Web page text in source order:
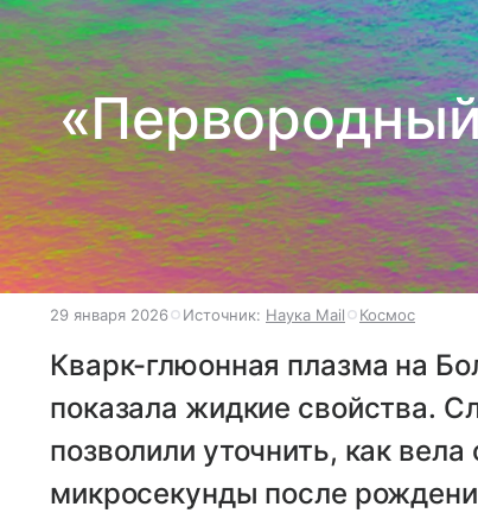
29 января 2026 Источник: Наука Mail Космос
Кварк-глюонная плазма на
показала жидкие свойства.
позволили уточнить, как
микросекунды после